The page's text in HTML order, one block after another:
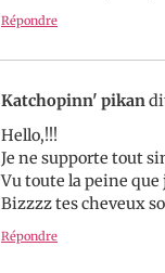
Répondre
Katchopinn' pikan
Hello,!!!
Je ne supporte tout
Vu toute la peine
Bizzzz tes cheveux
Répondre